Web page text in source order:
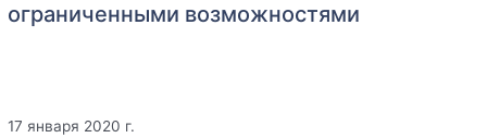
ограниченными возможностями
17 января 2020 г.